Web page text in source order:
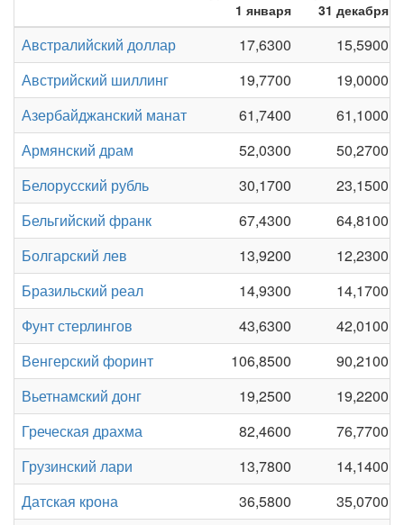
1 января
31 декабря
Австралийский доллар 17,6300
15,5900
Австрийский шиллинг
19,7700
19,0000
Азербайджанский манат
61,7400
61,1000
Армянский драм
52,0300
50,2700
Белорусский рубль
30,1700
23,1500
Бельгийский франк
67,4300
64,8100
Болгарский лев
13,9200
12,2300
Бразильский реал
14,9300
14,1700
Фунт стерлингов
43,6300
42,0100
Венгерский форинт
106,8500
90,2100
Вьетнамский донг
19,2500
19,2200
Греческая драхма
82,4600
76,7700
Грузинский лари
13,7800
14,1400
Датская крона
36,5800
35,0700